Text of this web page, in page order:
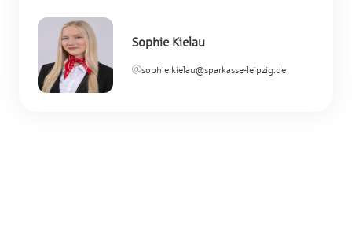
Sophie Kielau
sophie.kielau@sparkasse-leipzig.de